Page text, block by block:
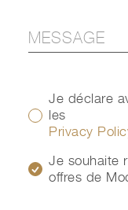
Je déclare
les
Privacy
Je souhaite
offres de